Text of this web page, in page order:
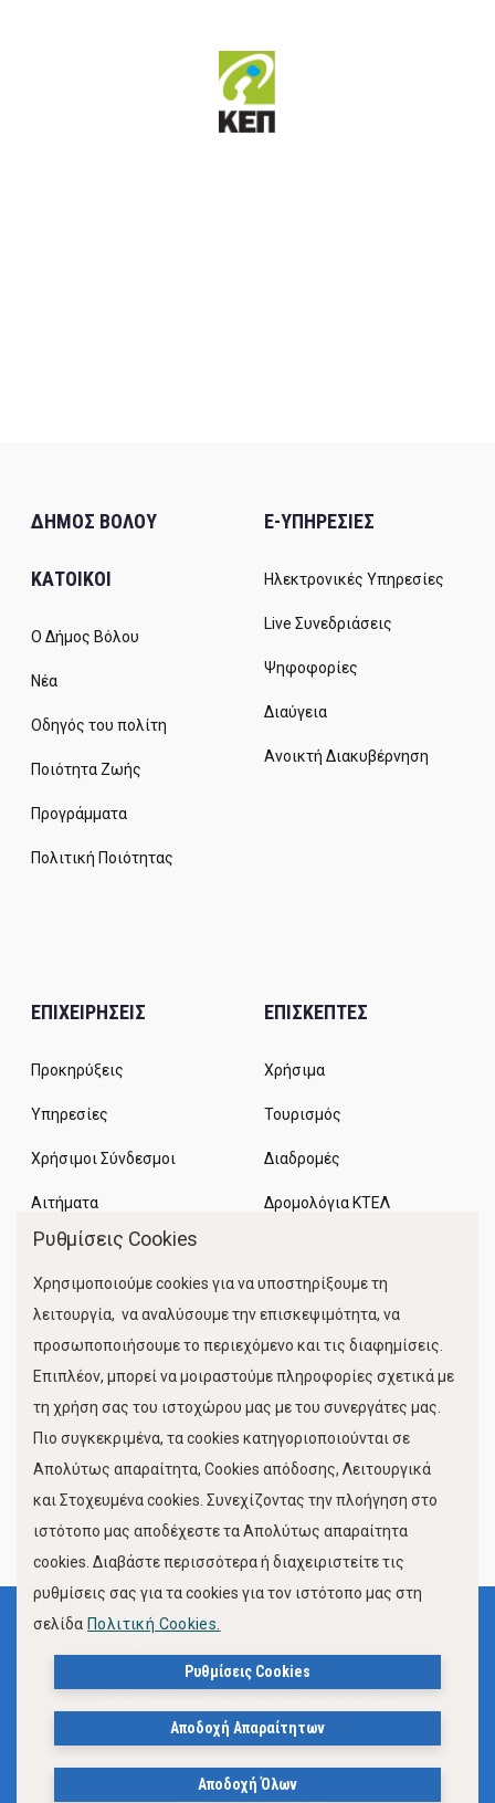
ΔΗΜΟΣ ΒΟΛΟΥ
ΚΑΤΟΙΚΟΙ
Ο Δήμος Βόλου
Νέα
Οδηγός του πολίτη
Ποιότητα Ζωής
Προγράμματα
Πολιτική Ποιότητας
E-ΥΠΗΡΕΣΙΕΣ
Ηλεκτρονικές Υπηρεσίες
Live Συνεδριάσεις
Ψηφοφορίες
Διαύγεια
Ανοικτή Διακυβέρνηση
ΕΠΙΧΕΙΡΗΣΕΙΣ
Προκηρύξεις
Υπηρεσίες
Χρήσιμοι Σύνδεσμοι
Αιτήματα
ΕΠΙΣΚΕΠΤΕΣ
Χρήσιμα
Τουρισμός
Διαδρομές
Δρομολόγια ΚΤΕΛ
Κίνηση Λιμένος
FOLLOW US
© 2023, Δήμος Βόλου
Όροι Χρήσης
Πολιτική Προστασίας Προσωπικών Δεδομένων
Πολιτική Cookies
Ρυθμίσεις Cookies
Χρησιμοποιούμε cookies για να υποστηρίξουμε τη
λειτουργία, να αναλύσουμε την επισκεψιμότητα, να
προσωποποιήσουμε το περιεχόμενο και τις διαφημίσεις.
Επιπλέον, μπορεί να μοιραστούμε πληροφορίες σχετικά με
τη χρήση σας του ιστοχώρου μας με του συνεργάτες μας.
Πιο συγκεκριμένα, τα cookies κατηγοριοποιούνται σε
Απολύτως απαραίτητα, Cookies απόδοσης, Λειτουργικά
και Στοχευμένα cookies. Συνεχίζοντας την πλοήγηση στο
ιστότοπο μας αποδέχεστε τα Απολύτως απαραίτητα
cookies. Διαβάστε περισσότερα ή διαχειριστείτε τις
ρυθμίσεις σας για τα cookies για τον ιστότοπο μας στη
σελίδα Πολιτική Cookies.
Ρυθμίσεις Cookies
Αποδοχή Απαραίτητων
Αποδοχή Όλων